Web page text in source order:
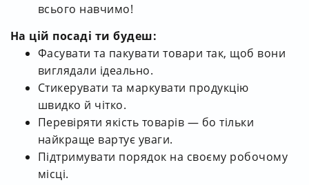
всього навчимо!
На цій посаді ти будеш:
Фасувати та пакувати товари так, щоб вони
виглядали ідеально.
Стикерувати та маркувати продукцію
швидко й чітко.
Перевіряти якість товарів — бо тільки
найкраще вартує уваги.
Підтримувати порядок на своєму робочому
місці.